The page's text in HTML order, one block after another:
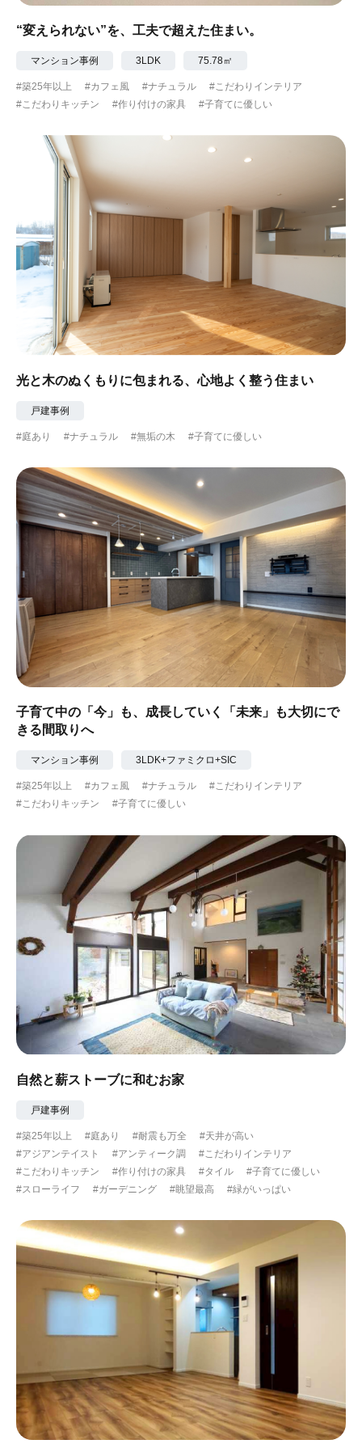
“変えられない”を、工夫で超えた住まい。
マンション事例 3LDK 75.78㎡
#築25年以上 #カフェ風 #ナチュラル
#こだわりインテリア
#こだわりキッチン
#作り付けの家具 #子育てに優しい
光と木のぬくもりに包まれる、心地よく整う住まい
戸建事例
#庭あり #ナチュラル #無垢の木 #子育てに優しい
子育て中の「今」も、成長していく「未来」も大切にで
きる間取りへ
マンション事例 3LDK+ファミクロ+SIC
#築25年以上 #カフェ風 #ナチュラル
#こだわりインテリア
#こだわりキッチン
#子育てに優しい
自然と薪ストーブに和むお家
戸建事例
#築25年以上 #庭あり #耐震も万全
#天井が高い
#アジアンテイスト
#アンティーク調
#こだわりインテリア
#こだわりキッチン
#作り付けの家具 #タイル
#子育てに優しい
#スローライフ
#ガーデニング #眺望最高 #緑がいっぱい